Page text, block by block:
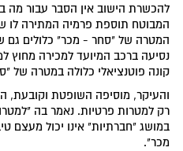
להכשרת הישוב אין הסבר עבור מה
המבוטח תוספת פרמיה המתירה לו
המטרה של "סחר - מכר" כלולים גם
נסיעה ברכב המיועד למכירה מחוץ
קונה פוטנציאלי כלולה במטרה של
והעיקר, מוסיפה השופטת וקובעת,
רק למטרות פרטיות. נאמר בה
במושג "חברתיות" אינו יכול מעצם
מכר".